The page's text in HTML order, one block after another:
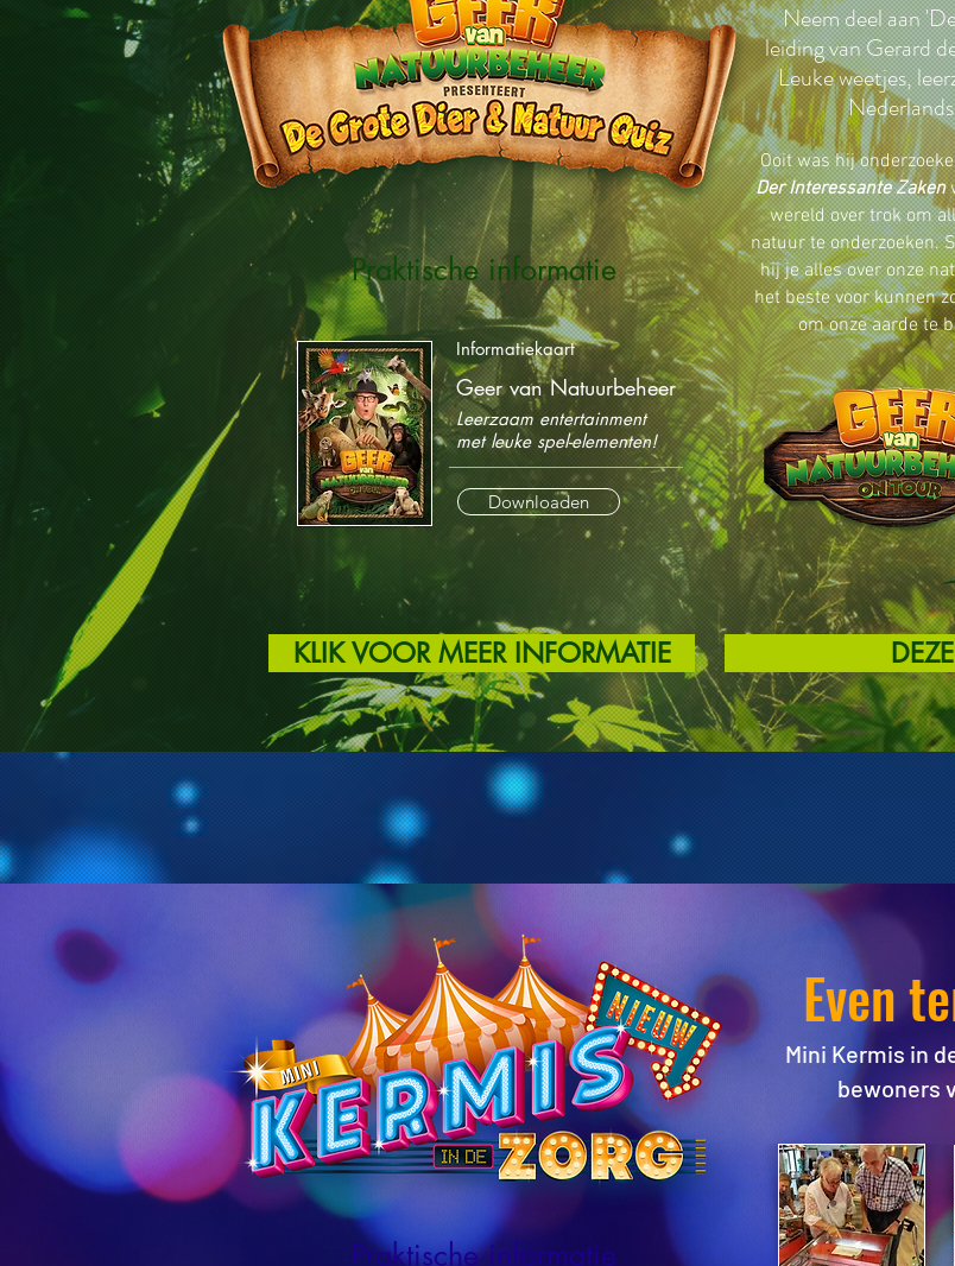
Praktische informatie
Informatiekaart
Geer van Natuurbeheer
Downloaden
Leerzaam entertainment
met leuke spel-elementen!
Neem deel aan
leiding van Gerard
Leuke weetjes,
Ooit was hij
Der Interessante Zaken
wereld over trok om
natuur te onderzoeken.
hij je alles over onze
het beste voor kunnen
om onze aarde te
KLIK VOOR MEER INFORMATIE
Praktische informatie
Even
Mini Kermis in
bewoners